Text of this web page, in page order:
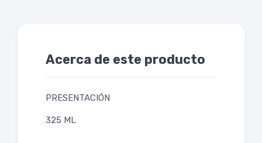
Acerca de este producto
PRESENTACIÓN
325 ML